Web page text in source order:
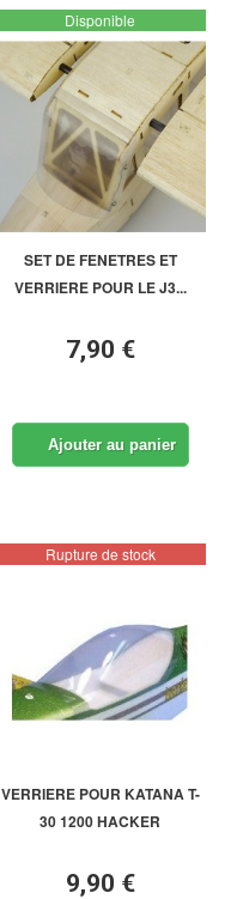
Disponible
SET DE FENETRES ET
VERRIERE POUR LE J3...
7,90 €
Ajouter au panier
Rupture de stock
VERRIERE POUR KATANA T-
30 1200 HACKER
9,90 €